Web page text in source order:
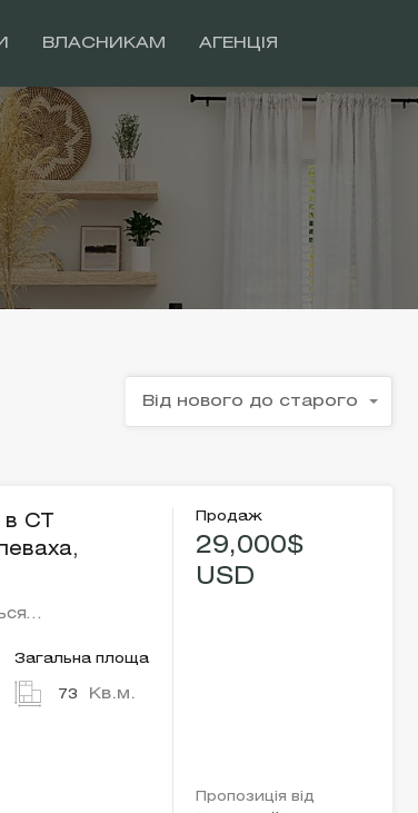
ВЛАСНИКАМ АГЕНЦІЯ
Від нового до старого
СТ
Загальна площа
73 Кв.м.
Продаж
29,000$
USD
Пропозиція від